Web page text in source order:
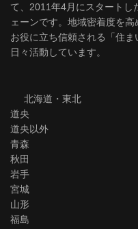
て、2011年4月にスタートし
ェーンです。地域密着度を
お役に立ち信頼される「住ま
日々活動しています。
北海道・東北
道央
道央以外
青森
秋田
岩手
宮城
山形
福島